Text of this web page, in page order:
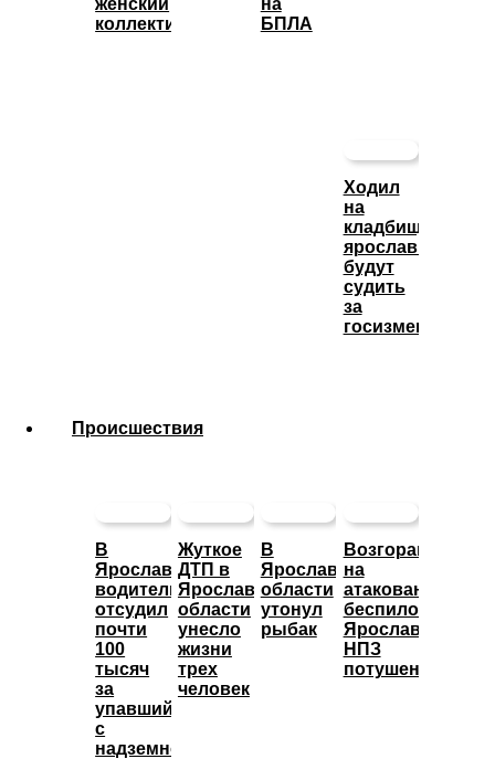
коллектив
БПЛА
Ходил
на
кладбище:
ярославца
будут
судить
за
госизмену
Происшествия
В
Ярославле
водитель
отсудил
почти
100
тысяч
за
упавший
с
надземного
Жуткое
ДТП в
Ярославской
области
унесло
жизни
трех
человек
В
Ярославской
области
утонул
рыбак
Возгорание
на
атакованном
беспилотниками
Ярославском
НПЗ
потушено